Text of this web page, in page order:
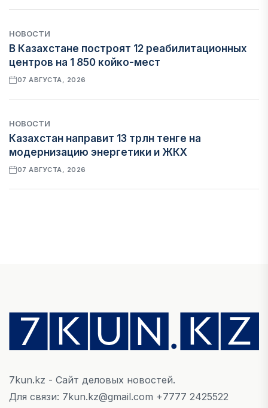
НОВОСТИ
В Казахстане построят 12 реабилитационных
центров на 1 850 койко-мест
07 АВГУСТА, 2026
НОВОСТИ
Казахстан направит 13 трлн тенге на
модернизацию энергетики и ЖКХ
07 АВГУСТА, 2026
Денежно-кредитная политика влияет не
только на спрос, но и на предложение труда
07 АВГУСТА, 2026
НОВОСТИ
7kun.kz - Сайт деловых новостей.
Для связи: 7kun.kz@gmail.com +7777 2425522